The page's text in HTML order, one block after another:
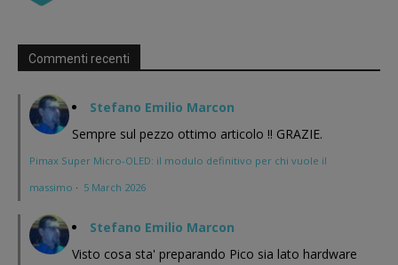
Commenti recenti
Stefano Emilio Marcon
Sempre sul pezzo ottimo articolo !! GRAZIE.
Pimax Super Micro-OLED: il modulo definitivo per chi vuole il
massimo · 5 March 2026
Stefano Emilio Marcon
Visto cosa sta' preparando Pico sia lato hardware